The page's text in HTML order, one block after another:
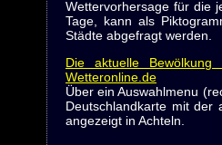
Wettervorhersage für die
Tage, kann als
Städte abgefragt werden.
Die aktuelle
Wetteronline.de
Über ein Auswahlmenu
Deutschlandkarte mit der
angezeigt in Achteln.